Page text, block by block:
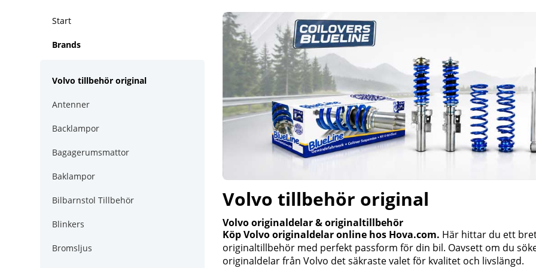
Start
Brands
Volvo tillbehör original
Antenner
Backlampor
Bagagerumsmattor
Baklampor
Bilbarnstol Tillbehör
Blinkers
Bromsljus
Volvo tillbehör original
Volvo originaldelar & originaltillbehör
Köp Volvo originaldelar online hos Hova.com. Här hittar du ett
originaltillbehör med perfekt passform för din bil. Oavsett om du
originaldelar från Volvo det säkraste valet för kvalitet och livslängd.